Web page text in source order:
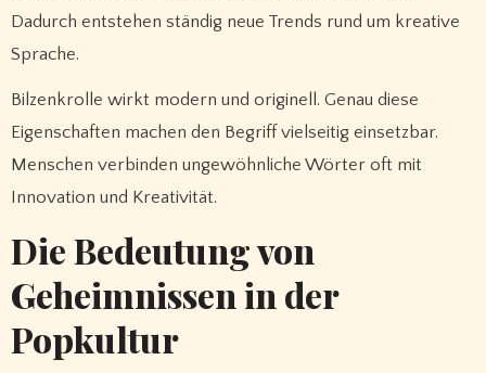
Dadurch entstehen ständig neue Trends rund um kreative
Sprache.
Bilzenkrolle wirkt modern und originell. Genau diese
Eigenschaften machen den Begriff vielseitig einsetzbar.
Menschen verbinden ungewöhnliche Wörter oft mit
Innovation und Kreativität.
Die Bedeutung von
Geheimnissen in der
Popkultur